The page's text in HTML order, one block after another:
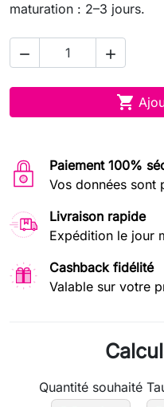
maturation : 2–3 jours.
 

Paiement 100%
Vos données sont
Livraison rapide
Expédition le jour
Cashback fidélité
Valable sur votre
Quantité souhaité